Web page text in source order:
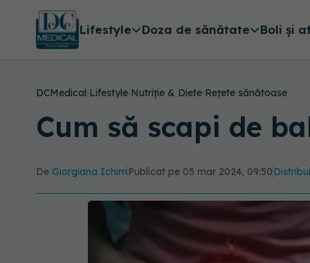
Lifestyle Doza de sănătate Boli și
DCMedical›Lifestyle›Nutriție & Diete›Rețete sănătoase
Cum să scapi de
De Giorgiana Ichim Publicat pe 05 mar 2024, 09:50